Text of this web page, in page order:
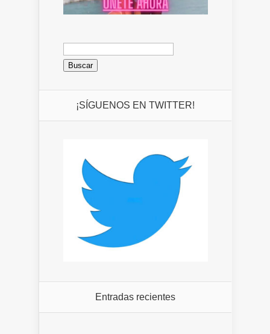
Buscar:
¡SÍGUENOS EN TWITTER!
Entradas recientes